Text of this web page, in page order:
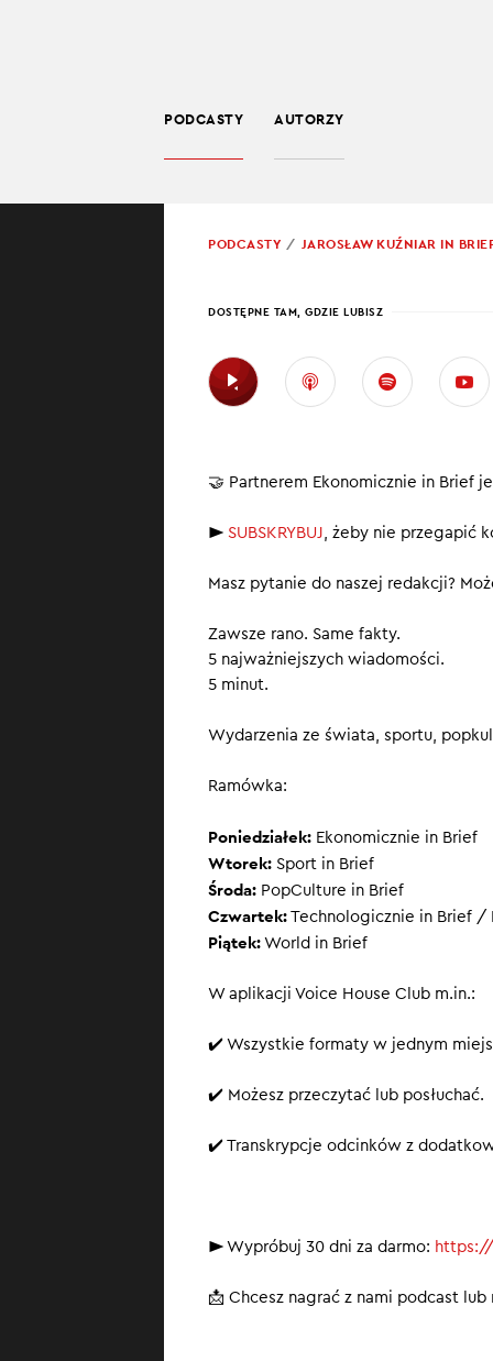
PODCASTY AUTORZY
PROWADZĄCY:
Słowacy
PODCASTY
JAROSŁAW KUŹNIAR IN
DOSTĘPNE TAM, GDZIE LUBISZ
🤝 Partnerem Ekonomicznie in Brief
► SUBSKRYBUJ, żeby nie przegapić
Masz pytanie do naszej redakcji?
Zawsze rano. Same fakty.
5 najważniejszych wiadomości.
5 minut.
Wydarzenia ze świata, sportu,
Ramówka:
Poniedziałek: Ekonomicznie in Brief
Wtorek: Sport in Brief
Środa: PopCulture in Brief
Czwartek: Technologicznie in Brief /
Piątek: World in Brief
W aplikacji Voice House Club m.in.:
✔️ Wszystkie formaty w jednym
✔️ Możesz przeczytać lub posłuchać.
✔️ Transkrypcje odcinków z
► Wypróbuj 30 dni za darmo:
📩 Chcesz nagrać z nami podcast